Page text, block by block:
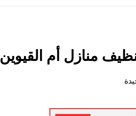
منازل أم القيوين